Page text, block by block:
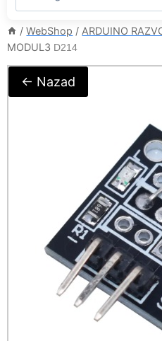
/ WebShop / ARDUINO
MODUL3 D214
← Nazad